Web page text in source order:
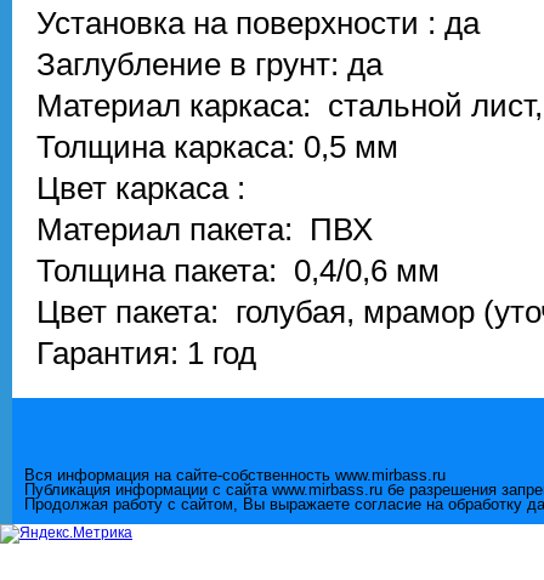
Установка на поверхности : да
Заглубление в грунт: да
Материал каркаса: стальной
Толщина каркаса: 0,5 мм
Цвет каркаса :
Материал пакета: ПВХ
Толщина пакета: 0,4/0,6 мм
Цвет пакета: голубая, мрамор
Гарантия: 1 год
Вся информация на сайте-собственность www.mirbass.ru
Публикация информации с сайта www.mirbass.ru бе разрешения
Продолжая работу с сайтом, Вы выражаете согласие на обработку